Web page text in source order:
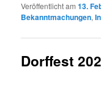
Veröffentlicht am13.
Bekanntmachungen,
Dorffest